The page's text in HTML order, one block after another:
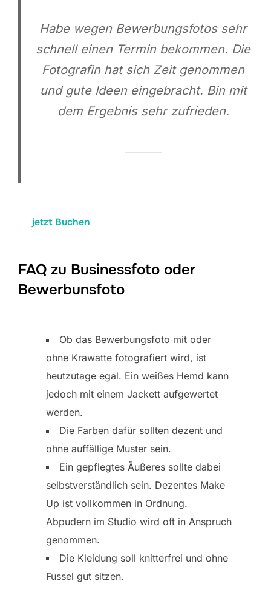
Habe wegen Bewerbungsfotos sehr
schnell einen Termin bekommen. Die
Fotografin hat sich Zeit genommen
und gute Ideen eingebracht. Bin mit
dem Ergebnis sehr zufrieden.
jetzt Buchen
FAQ zu Businessfoto oder
Bewerbunsfoto
Ob das Bewerbungsfoto mit oder
ohne Krawatte fotografiert wird, ist
heutzutage egal. Ein weißes Hemd kann
jedoch mit einem Jackett aufgewertet
werden.
Die Farben dafür sollten dezent und
ohne auffällige Muster sein.
Ein gepflegtes Äußeres sollte dabei
selbstverständlich sein. Dezentes Make
Up ist vollkommen in Ordnung.
Abpudern im Studio wird oft in Anspruch
genommen.
Die Kleidung soll knitterfrei und ohne
Fussel gut sitzen.